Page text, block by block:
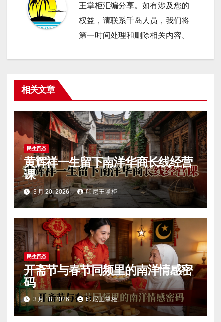
王掌柜汇编分享。如有涉及您的
权益，请联系千岛人员，我们将
第一时间处理和删除相关内容。
相关文章
民生百态
黄辉祥一生留下南洋华商长线经营
课
3 月 20, 2026 印尼王掌柜
民生百态
开斋节与春节同频里的南洋情感密
码
3 月 18, 2026 印尼王掌柜